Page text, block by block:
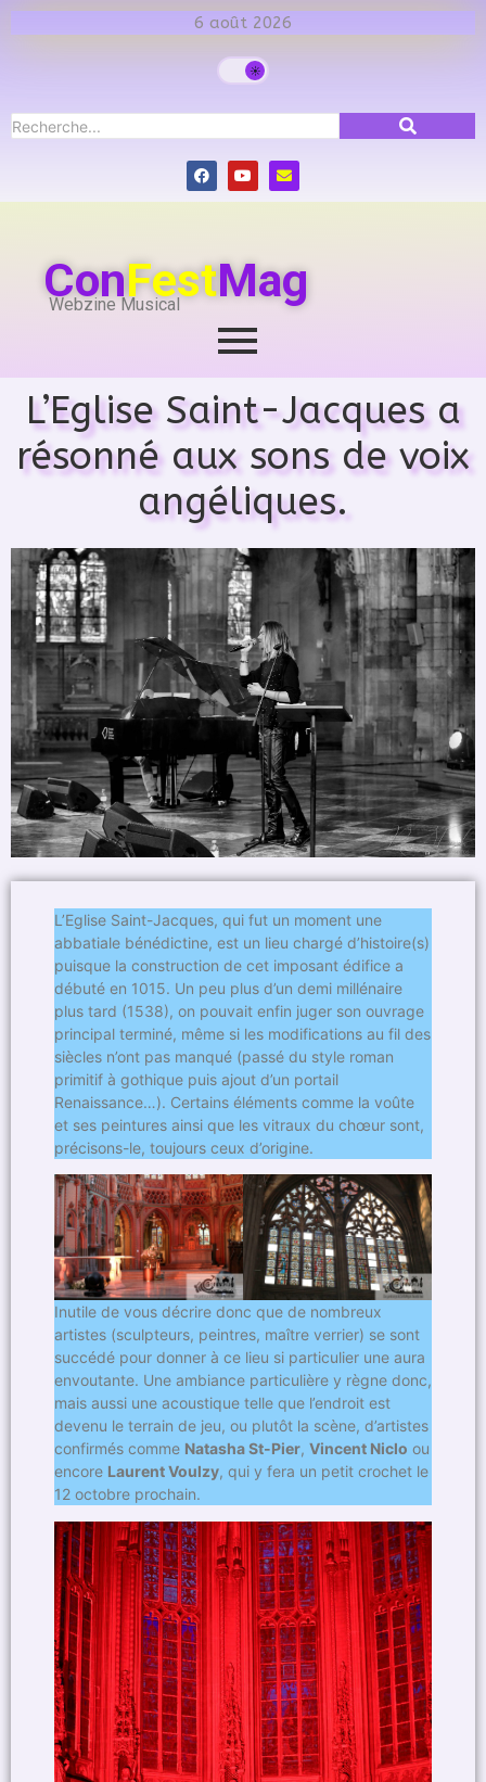
6 août 2026
ConFestMag
Webzine Musical
L’Eglise Saint-Jacques a
résonné aux sons de voix
angéliques.
L’Eglise Saint-Jacques, qui fut un moment une
abbatiale bénédictine, est un lieu chargé d’histoire(s)
puisque la construction de cet imposant édifice a
débuté en 1015. Un peu plus d’un demi millénaire
plus tard (1538), on pouvait enfin juger son ouvrage
principal terminé, même si les modifications au fil des
siècles n’ont pas manqué (passé du style roman
primitif à gothique puis ajout d’un portail
Renaissance…). Certains éléments comme la voûte
et ses peintures ainsi que les vitraux du chœur sont,
précisons-le, toujours ceux d’origine.
Inutile de vous décrire donc que de nombreux
artistes (sculpteurs, peintres, maître verrier) se sont
succédé pour donner à ce lieu si particulier une aura
envoutante. Une ambiance particulière y règne donc,
mais aussi une acoustique telle que l’endroit est
devenu le terrain de jeu, ou plutôt la scène, d’artistes
confirmés comme Natasha St-Pier, Vincent Niclo ou
encore Laurent Voulzy, qui y fera un petit crochet le
12 octobre prochain.